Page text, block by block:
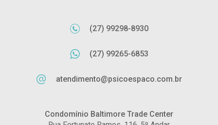
(27) 99298-8930
(27) 99265-6853
atendimento@psicoespaco.com.br
Condomínio Baltimore Trade Center